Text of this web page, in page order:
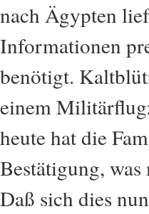
nach Ägypten
Informationen
benötigt.
einem
heute hat die
Bestätigung,
Daß sich dies